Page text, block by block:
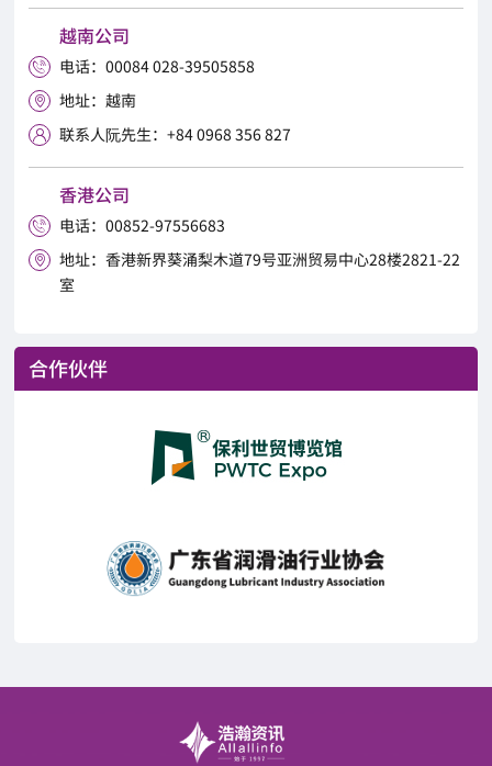
越南公司
 电话：00084 028-39505858
 地址：越南
 联系人阮先生：+84 0968 356 827
香港公司
 电话：00852-97556683

地址：香港新界葵涌梨木道79号亚洲贸易中心28楼2821-22
室
合作伙伴